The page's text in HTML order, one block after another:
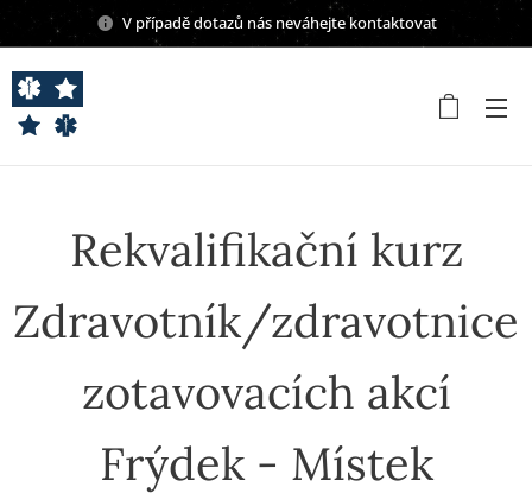
V případě dotazů nás neváhejte kontaktovat
Rekvalifikační kurz
Zdravotník/zdravotnice
zotavovacích akcí
Frýdek - Místek